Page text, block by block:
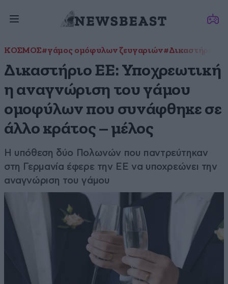
ΚΟΣΜΟΣ#γάμος ομόφυλων ζευγαριών#Δικαστήριο
Δικαστήριο ΕΕ: Υποχρεωτική
η αναγνώριση του γάμου
ομοφύλων που συνάφθηκε σε
άλλο κράτος – μέλος
Η υπόθεση δύο Πολωνών που παντρεύτηκαν
στη Γερμανία έφερε την ΕΕ να υποχρεώνει την
αναγνώριση του γάμου